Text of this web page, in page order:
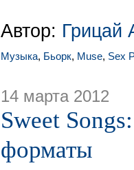
Автор: Грицай
Музыка, Бьорк, Muse, Sex
14 марта 2012
Sweet
форматы